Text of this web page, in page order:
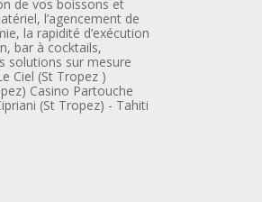
de vos boissons et
l’agencement de
la rapidité d’exécution
bar à cocktails,
solutions sur mesure
Ciel (St Tropez )
Casino Partouche
(St Tropez) - Tahiti